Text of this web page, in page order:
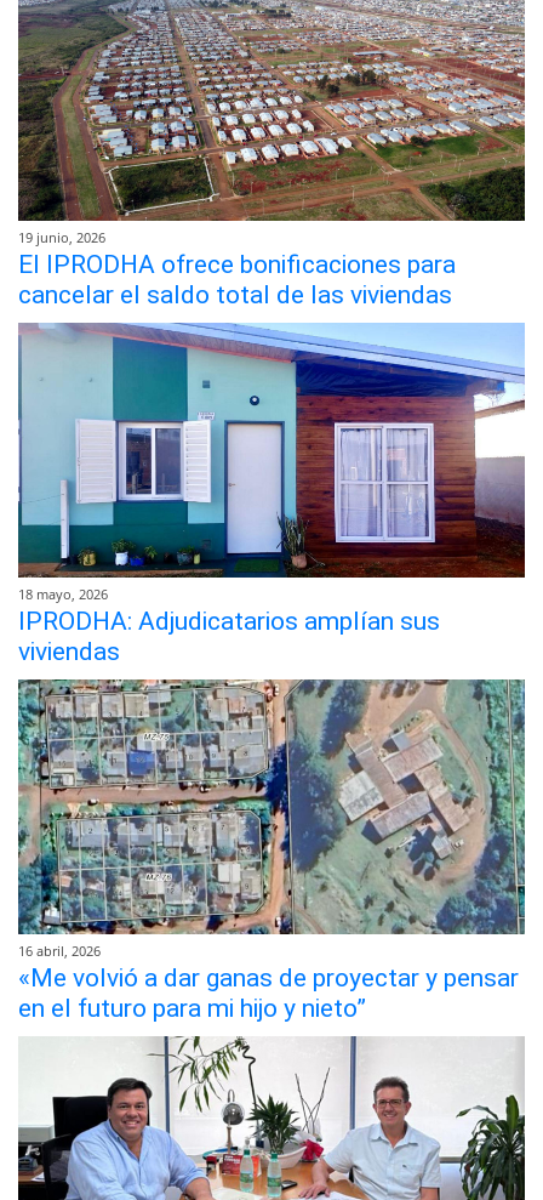
19 junio, 2026
El IPRODHA ofrece bonificaciones para
cancelar el saldo total de las viviendas
18 mayo, 2026
IPRODHA: Adjudicatarios amplían sus
viviendas
16 abril, 2026
«Me volvió a dar ganas de proyectar y pensar
en el futuro para mi hijo y nieto”